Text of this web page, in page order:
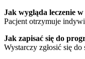
Jak wygląda leczenie
Pacjent otrzymuje
Jak zapisać się do
Wystarczy zgłosić się